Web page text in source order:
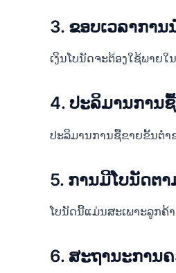
3. ຂອບເວລາການ
ເງິນໂບນັດຈະຕ້ອງໃຊ້ພາຍໃ
4. ປະລິມານການ
ປະລິມານການຊື້ຂາຍຂັ້ນຕ່ໍາ
5. ການມີໂບນັດຕາ
ໂບນັດນີ້ແມ່ນສະເພາະລູກຄ້
6. ສະຖານະການ